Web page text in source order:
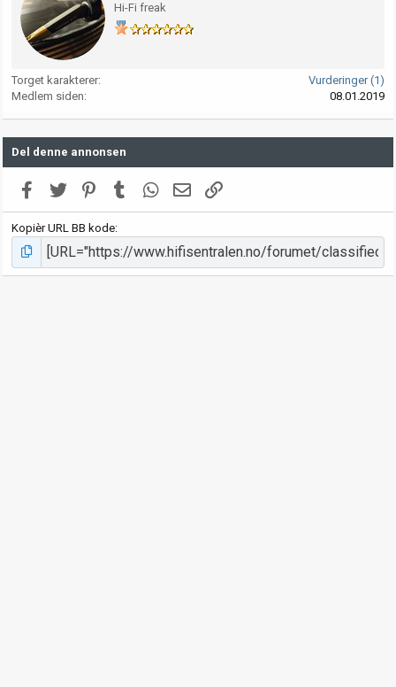
Hi-Fi freak
Torget karakterer
Vurderinger (1)
Medlem siden
08.01.2019
Del denne annonsen
Facebook
Twitter PinterestTumblr WhatsApp
E-postLink
Kopièr URL BB kode